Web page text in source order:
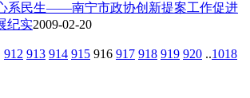
系民生——南宁市政协创新提案工作促进
纪实2009-02-20
912 913 914 915 916 917 918 919 920 ..1018